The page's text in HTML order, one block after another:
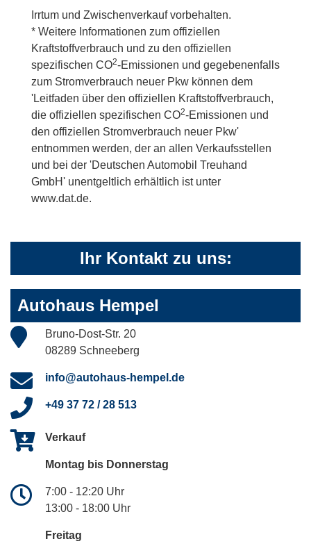
Irrtum und Zwischenverkauf vorbehalten.
* Weitere Informationen zum offiziellen
Kraftstoffverbrauch und zu den offiziellen
spezifischen CO2-Emissionen und gegebenenfalls
zum Stromverbrauch neuer Pkw können dem
'Leitfaden über den offiziellen Kraftstoffverbrauch,
die offiziellen spezifischen CO2-Emissionen und
den offiziellen Stromverbrauch neuer Pkw'
entnommen werden, der an allen Verkaufsstellen
und bei der 'Deutschen Automobil Treuhand
GmbH' unentgeltlich erhältlich ist unter
www.dat.de.
Ihr Kontakt zu uns:
Autohaus Hempel
Bruno-Dost-Str. 20
08289 Schneeberg
info@autohaus-hempel.de
+49 37 72 / 28 513
Verkauf
Montag bis Donnerstag
7:00 - 12:20 Uhr
13:00 - 18:00 Uhr
Freitag